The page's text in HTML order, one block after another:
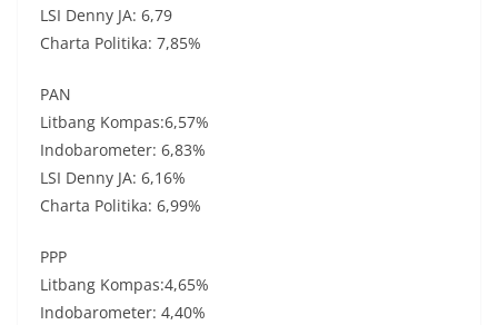
LSI Denny JA: 6,79
Charta Politika: 7,85%
PAN
Litbang Kompas:6,57%
Indobarometer: 6,83%
LSI Denny JA: 6,16%
Charta Politika: 6,99%
PPP
Litbang Kompas:4,65%
Indobarometer: 4,40%